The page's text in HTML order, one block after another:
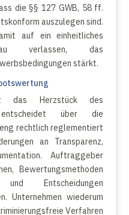
die §§ 127 GWB, 58 ff.
auszulegen sind.
auf ein einheitliches
verlassen, das
stärkt.
das Herzstück des
über die
rechtlich reglementiert
an Transparenz,
Auftraggeber
Bewertungsmethoden
Entscheidungen
Unternehmen wiederum
Verfahren